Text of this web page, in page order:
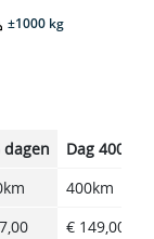
±1000 kg
dagen
Dag 400km
400km
€ 149,00